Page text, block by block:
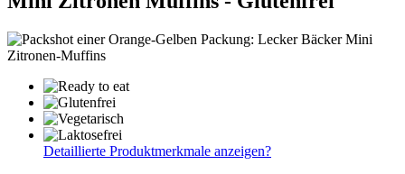
Detaillierte Produktmerkmale anzeigen?